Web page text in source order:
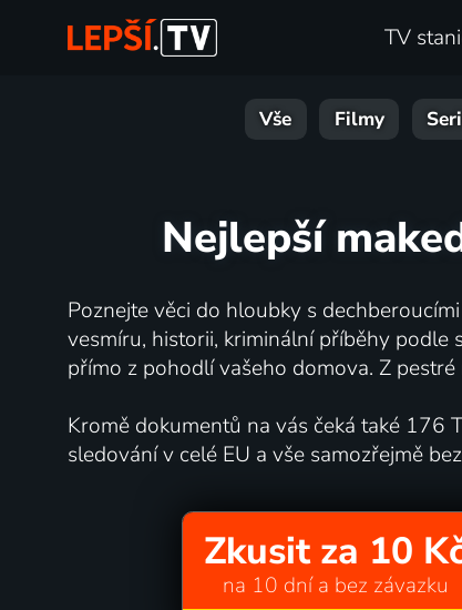
TV
Vše Filmy
Nejlepší
Poznejte věci do hloubky s
vesmíru, historii, kriminální příběhy podle
přímo z pohodlí vašeho domova. Z
Kromě dokumentů na vás čeká také 176
sledování v celé EU a vše samozřejmě
Zkusit za 10
na 10 dní a bez závazku